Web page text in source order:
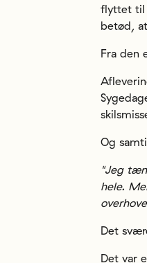
flyttet til
betød,
Fra den
Og
"Jeg
hele.
Det
Det var